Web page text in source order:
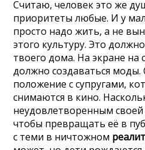
Считаю, человек это же
приоритеты любые. И у
просто надо жить, а не
этого культуру. Это
твоего дома. На экране на
должно создаваться моды.
положение с супругами,
снимаются в кино.
неудовлетворенным
чтобы превращать её в
с теми в ничтожном